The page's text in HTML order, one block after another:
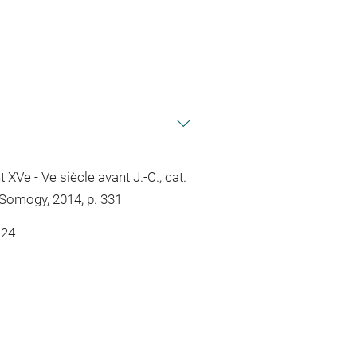
- Ve siècle avant J.-C., cat.
2014, p. 331